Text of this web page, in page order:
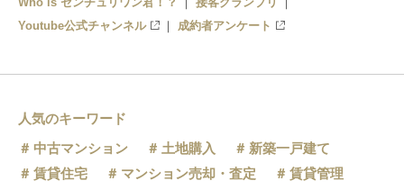
Youtube公式チャンネル
成約者アンケート
人気のキーワード
中古マンション
土地購入
新築一戸建て
賃貸住宅
マンション売却・査定
賃貸管理